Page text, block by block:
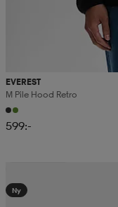
EVEREST
M Pile Hood Retro
599:-
Ny